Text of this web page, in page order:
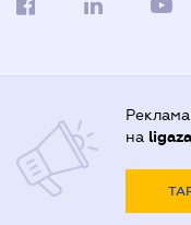
Реклама
на